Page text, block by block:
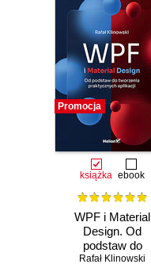
Promocja
książka ebook
WPF i Material
Design. Od
podstaw do
tworzenia
Rafał Klinowski